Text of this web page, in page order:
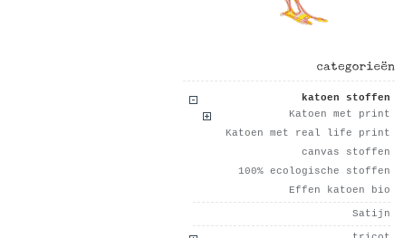
katoen stoffen
Katoen met print
Katoen met real life print
canvas stoffen
100% ecologische stoffen
Effen katoen bio
Satijn